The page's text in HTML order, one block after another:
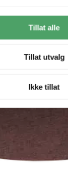
Tillat alle
Tillat utvalg
Ikke tillat